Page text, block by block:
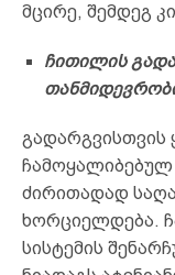
მცირე, შემდეგ
ჩითილის
გადარგვისთვის
ჩამოყალიბებულ
ძირითადად
ხორციელდება.
სისტემის